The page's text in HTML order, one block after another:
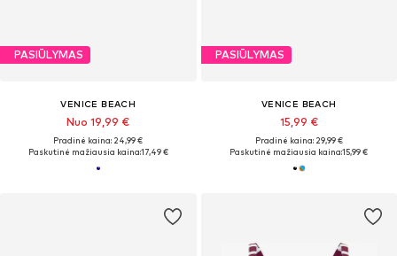
PASIŪLYMAS
VENICE BEACH
Nuo 19,99 €
Pradinė kaina: 24,99 €
Paskutinė mažiausia kaina:17,49 €
PASIŪLYMAS
VENICE BEACH
15,99 €
Pradinė kaina: 29,99 €
Paskutinė mažiausia kaina:15,99 €